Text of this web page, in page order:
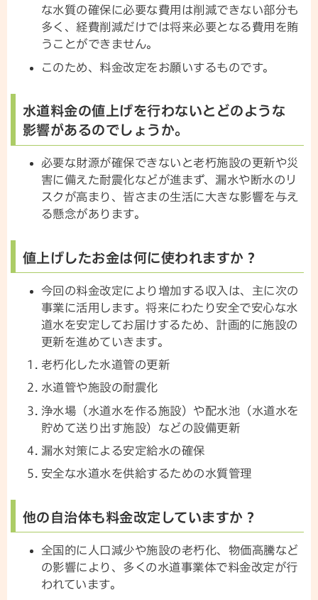
な水質の確保に必要な費用は削減できない部分も
多く、経費削減だけでは将来必要となる費用を賄
うことができません。
このため、料金改定をお願いするものです。
水道料金の値上げを行わないとどのような
影響があるのでしょうか。
必要な財源が確保できないと老朽施設の更新や災
害に備えた耐震化などが進まず、漏水や断水のリ
スクが高まり、皆さまの生活に大きな影響を与え
る懸念があります。
値上げしたお金は何に使われますか？
今回の料金改定により増加する収入は、主に次の
事業に活用します。将来にわたり安全で安心な水
道水を安定してお届けするため、計画的に施設の
更新を進めていきます。
老朽化した水道管の更新
水道管や施設の耐震化
浄水場（水道水を作る施設）や配水池（水道水を
貯めて送り出す施設）などの設備更新
漏水対策による安定給水の確保
安全な水道水を供給するための水質管理
他の自治体も料金改定していますか？
全国的に人口減少や施設の老朽化、物価高騰など
の影響により、多くの水道事業体で料金改定が行
われています。